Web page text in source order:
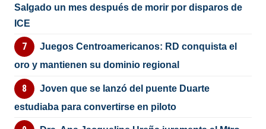
Salgado un mes después de morir por disparos de
ICE
Juegos Centroamericanos: RD conquista el
oro y mantienen su dominio regional
Joven que se lanzó del puente Duarte
estudiaba para convertirse en piloto